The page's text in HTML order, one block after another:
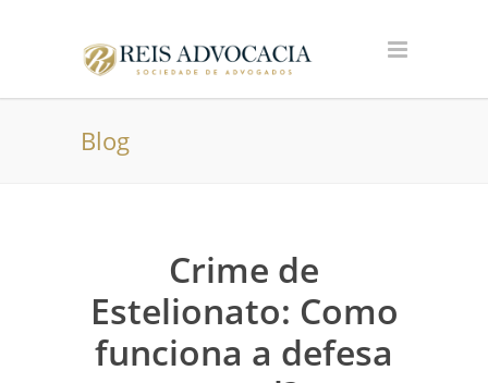
Blog
Crime de
Estelionato: Como
funciona a defesa